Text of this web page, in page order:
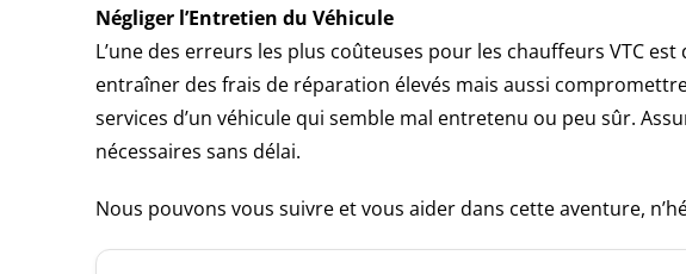
Négliger l’Entretien du Véhicule
L’une des erreurs les plus coûteuses pour les chauffeurs VTC est
entraîner des frais de réparation élevés mais aussi
services d’un véhicule qui semble mal entretenu ou peu sûr.
nécessaires sans délai.
Nous pouvons vous suivre et vous aider dans cette aventure,